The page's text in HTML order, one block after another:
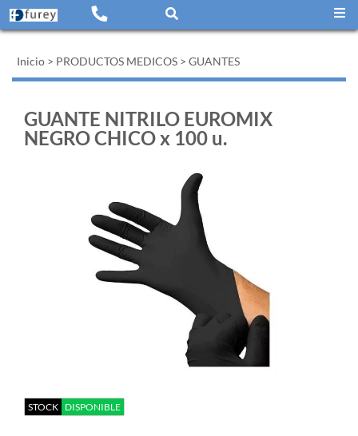
Inicio > PRODUCTOS MEDICOS > GUANTES
GUANTE NITRILO EUROMIX
NEGRO CHICO x 100 u.
STOCK DISPONIBLE